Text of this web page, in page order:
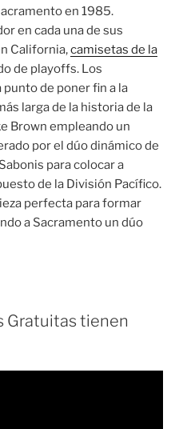
en 1985.
en cada una de sus
California,camisetas de la
de playoffs. Los
de poner fin a la
larga de la historia de la
Brown empleando un
por el dúo dinámico de
para colocar a
de la División Pacífico.
perfecta para formar
a Sacramento un dúo
Gratuitas tienen